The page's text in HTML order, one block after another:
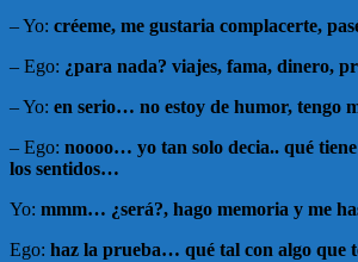
– Yo: créeme, me gustaria complacerte,
– Ego: ¿para nada? viajes, fama, dinero,
– Yo: en serio… no estoy de humor, tengo
– Ego: noooo… yo tan solo decia.. qué
los sentidos…
Yo: mmm… ¿será?, hago memoria y me
Ego: haz la prueba… qué tal con algo que